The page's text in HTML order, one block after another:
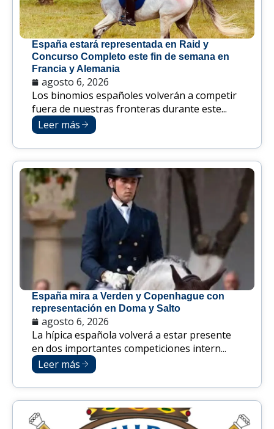
España estará representada en Raid y
Concurso Completo este fin de semana en
Francia y Alemania
agosto 6, 2026
Los binomios españoles volverán a competir
fuera de nuestras fronteras durante este...
Leer más
España mira a Verden y Copenhague con
representación en Doma y Salto
agosto 6, 2026
La hípica española volverá a estar presente
en dos importantes competiciones intern...
Leer más